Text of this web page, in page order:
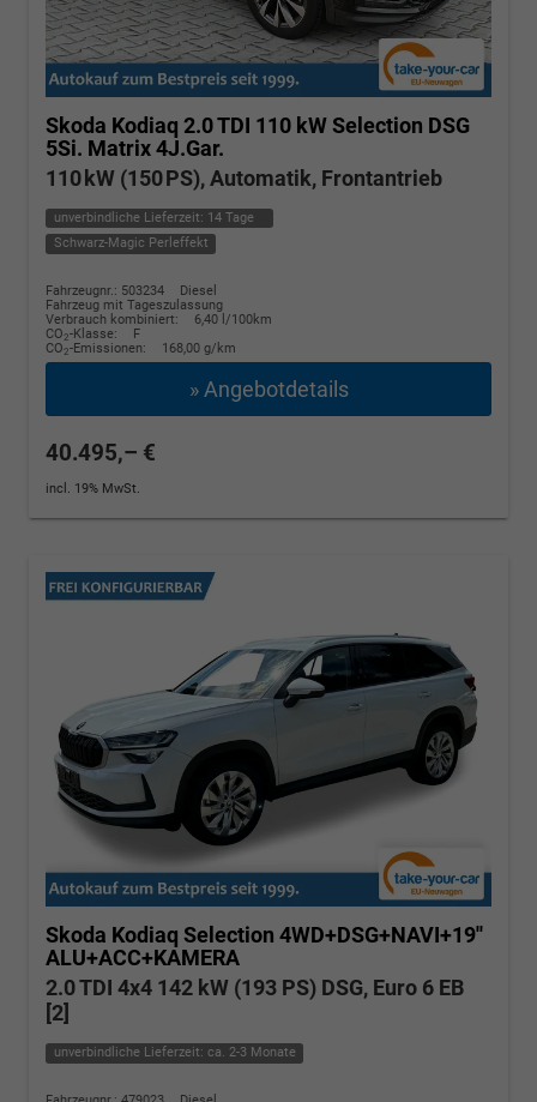
Skoda Kodiaq 2.0 TDI 110 kW Selection DSG
5Si. Matrix 4J.Gar.
110 kW (150 PS), Automatik, Frontantrieb
unverbindliche Lieferzeit: 14 Tage
Schwarz-Magic Perleffekt
Fahrzeugnr.: 503234
Diesel
Fahrzeug mit Tageszulassung
Verbrauch kombiniert:
6,40 l/100km
CO2-Klasse:
F
CO2-Emissionen: 168,00 g/km
» Angebotdetails
40.495,– €
incl. 19% MwSt.
Skoda Kodiaq Selection 4WD+DSG+NAVI+19''
ALU+ACC+KAMERA
2.0 TDI 4x4 142 kW (193 PS) DSG, Euro 6 EB
[2]
unverbindliche Lieferzeit: ca. 2-3 Monate